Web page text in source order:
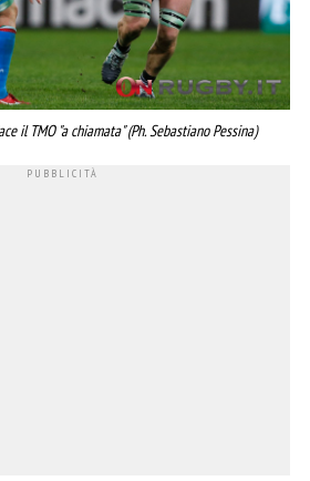
il TMO "a chiamata" (Ph. Sebastiano Pessina)